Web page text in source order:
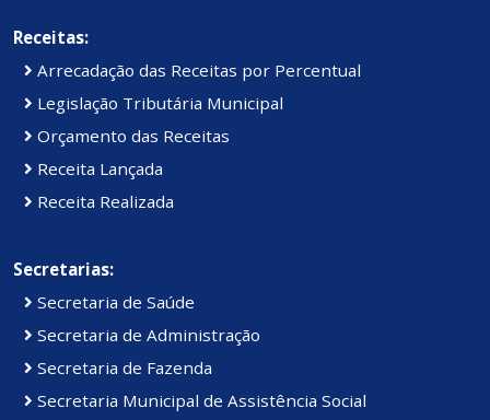
Receitas:
Arrecadação das Receitas por Percentual
Legislação Tributária Municipal
Orçamento das Receitas
Receita Lançada
Receita Realizada
Secretarias:
Secretaria de Saúde
Secretaria de Administração
Secretaria de Fazenda
Secretaria Municipal de Assistência Social